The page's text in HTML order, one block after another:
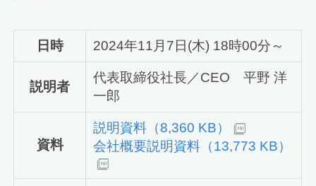
日時 2024年11月7日(木) 18時00分～
説明者
代表取締役社長／CEO 平野 洋
一郎
資料
説明資料（8,360 KB）
会社概要説明資料（13,773 KB）